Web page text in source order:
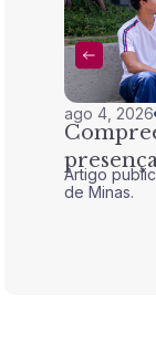
ago 4, 2026
Artigo
de Minas.